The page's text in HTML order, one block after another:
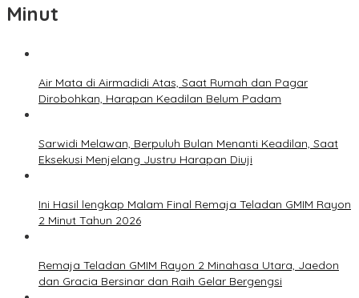
Minut
Air Mata di Airmadidi Atas, Saat Rumah dan Pagar
Dirobohkan, Harapan Keadilan Belum Padam
Sarwidi Melawan, Berpuluh Bulan Menanti Keadilan, Saat
Eksekusi Menjelang Justru Harapan Diuji
Ini Hasil lengkap Malam Final Remaja Teladan GMIM Rayon
2 Minut Tahun 2026
Remaja Teladan GMIM Rayon 2 Minahasa Utara, Jaedon
dan Gracia Bersinar dan Raih Gelar Bergengsi